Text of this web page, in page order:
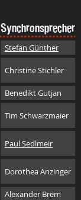
Synchronsprecher
Stefan Günther
Christine Stichler
Benedikt Gutjan
Tim Schwarzmaier
Paul Sedlmeir
Dorothea Anzinger
Alexander Brem